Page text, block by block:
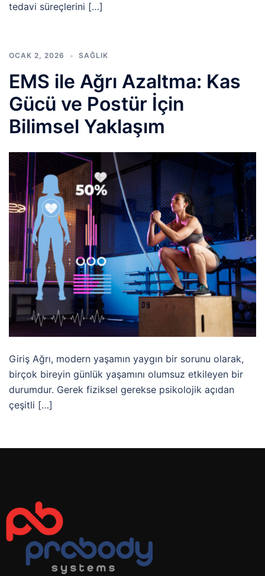
tedavi süreçlerini […]
OCAK 2, 2026 SAĞLIK
EMS ile Ağrı Azaltma: Kas
Gücü ve Postür İçin
Bilimsel Yaklaşım
Giriş Ağrı, modern yaşamın yaygın bir sorunu olarak,
birçok bireyin günlük yaşamını olumsuz etkileyen bir
durumdur. Gerek fiziksel gerekse psikolojik açıdan
çeşitli […]